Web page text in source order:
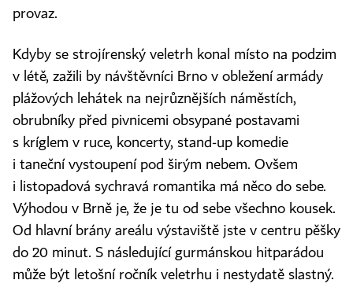
provaz.
Kdyby se strojírenský veletrh konal místo na podzim
v létě, zažili by návštěvníci Brno v obležení armády
plážových lehátek na nejrůznějších náměstích,
obrubníky před pivnicemi obsypané postavami
s kríglem v ruce, koncerty, stand‑up komedie
i taneční vystoupení pod širým nebem. Ovšem
i listopadová sychravá romantika má něco do sebe.
Výhodou v Brně je, že je tu od sebe všechno kousek.
Od hlavní brány areálu výstaviště jste v centru pěšky
do 20 minut. S následující gurmánskou hitparádou
může být letošní ročník veletrhu i nestydatě slastný.